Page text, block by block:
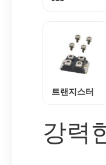
트랜지스터
강력